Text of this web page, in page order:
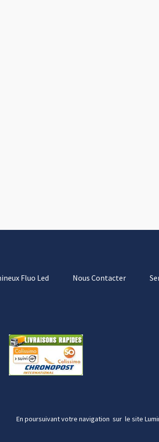
Fluo Led Nous Contacter
En poursuivant votre navigation sur le site